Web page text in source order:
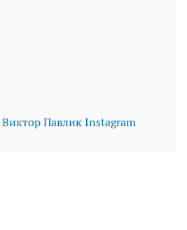
Виктор ПавликInstagram